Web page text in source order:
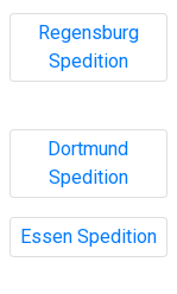
Regensburg
Spedition
Dortmund
Spedition
Essen Spedition